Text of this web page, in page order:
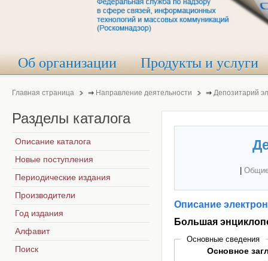
Об организации Продукты и услуги
Главная страница ⇒ Направление деятельности ⇒ Депозитарий
Описание
Большая
Основные сведения
Основное
Разделы каталога
Описание каталога
Новые поступления
Периодические издания
Производители
Год издания
Алфавит
Поиск